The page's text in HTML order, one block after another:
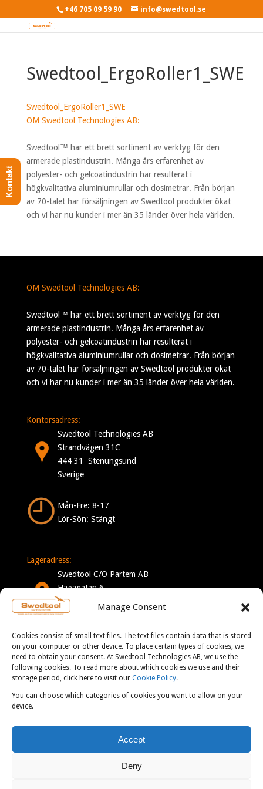
Manage Consent
Cookies consist of small text files. The text files contain data that is stored
on your computer or other device. To place certain types of cookies, we
need to obtain your consent. At Swedtool Technologies AB, we use the
following cookies. To read more about which cookies we use and their
storage period, click here to visit our Cookie Policy.
You can choose which categories of cookies you want to allow on your
device.
Accept
Deny
+46 705 09 59 90 info@swedtool.se
Swedtool_ErgoRoller1_SWE
Swedtool_ErgoRoller1_SWE
OM Swedtool Technologies AB:
Swedtool™ har ett brett sortiment av verktyg för den
armerade plastindustrin. Många års erfarenhet av
polyester- och gelcoatindustrin har resulterat i
högkvalitativa aluminiumrullar och dosimetrar. Från början
av 70-talet har försäljningen av Swedtool produkter ökat
och vi har nu kunder i mer än 35 länder över hela världen.
OM Swedtool Technologies AB:
Swedtool™ har ett brett sortiment av verktyg för den
armerade plastindustrin. Många års erfarenhet av
polyester- och gelcoatindustrin har resulterat i
högkvalitativa aluminiumrullar och dosimetrar. Från början
av 70-talet har försäljningen av Swedtool produkter ökat
och vi har nu kunder i mer än 35 länder över hela världen.
Kontorsadress:
Swedtool Technologies AB
Strandvägen 31C
444 31 Stenungsund
Sverige
Mån-Fre: 8-17
Lör-Sön: Stängt
Lageradress:
Swedtool C/O Partem AB
Hagagatan 6
332 35 Gislaved
Sverige
Mån-Tor: 7-16
Fre: 7-13
KONTAKT:
info@swedtool.se
Kontakt